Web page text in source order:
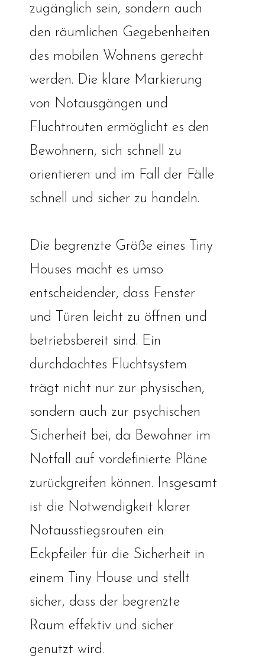
zugänglich sein, sondern auch
den räumlichen Gegebenheiten
des mobilen Wohnens gerecht
werden. Die klare Markierung
von Notausgängen und
Fluchtrouten ermöglicht es den
Bewohnern, sich schnell zu
orientieren und im Fall der Fälle
schnell und sicher zu handeln.
Die begrenzte Größe eines Tiny
Houses macht es umso
entscheidender, dass Fenster
und Türen leicht zu öffnen und
betriebsbereit sind. Ein
durchdachtes Fluchtsystem
trägt nicht nur zur physischen,
sondern auch zur psychischen
Sicherheit bei, da Bewohner im
Notfall auf vordefinierte Pläne
zurückgreifen können. Insgesamt
ist die Notwendigkeit klarer
Notausstiegsrouten ein
Eckpfeiler für die Sicherheit in
einem Tiny House und stellt
sicher, dass der begrenzte
Raum effektiv und sicher
genutzt wird.